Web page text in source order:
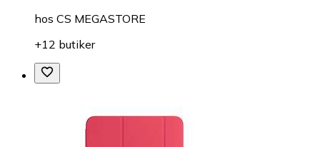
hos CS MEGASTORE
+12 butiker